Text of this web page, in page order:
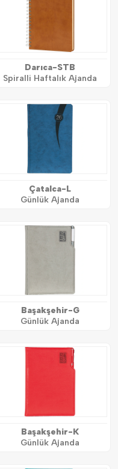
Darıca-STB
Spiralli Haftalık Ajanda
Çatalca-L
Günlük Ajanda
Başakşehir-G
Günlük Ajanda
Başakşehir-K
Günlük Ajanda